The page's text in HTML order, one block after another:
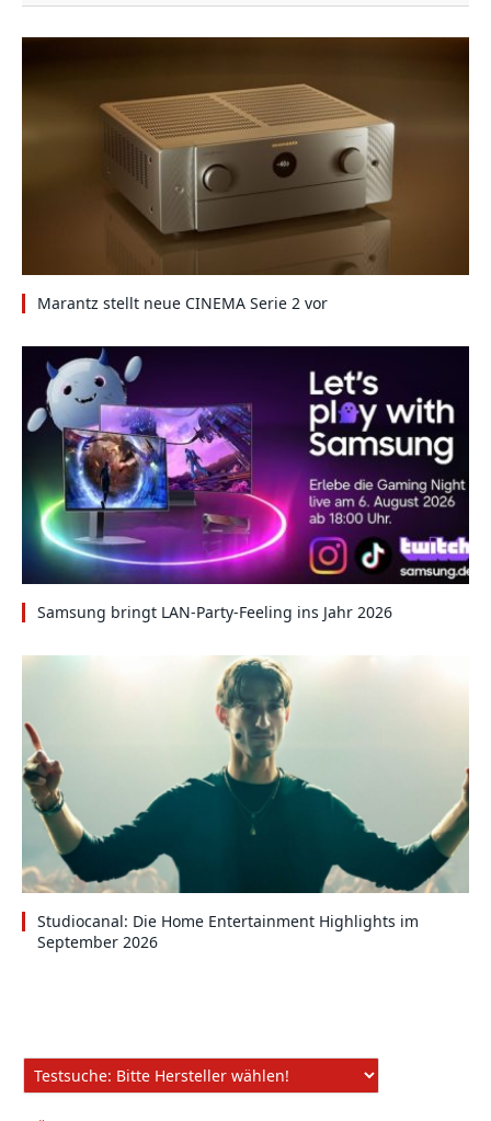
Marantz stellt neue CINEMA Serie 2 vor
Samsung bringt LAN-Party-Feeling ins Jahr 2026
Studiocanal: Die Home Entertainment Highlights im
September 2026